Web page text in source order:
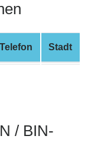
Telefon Stadt
/ BIN-